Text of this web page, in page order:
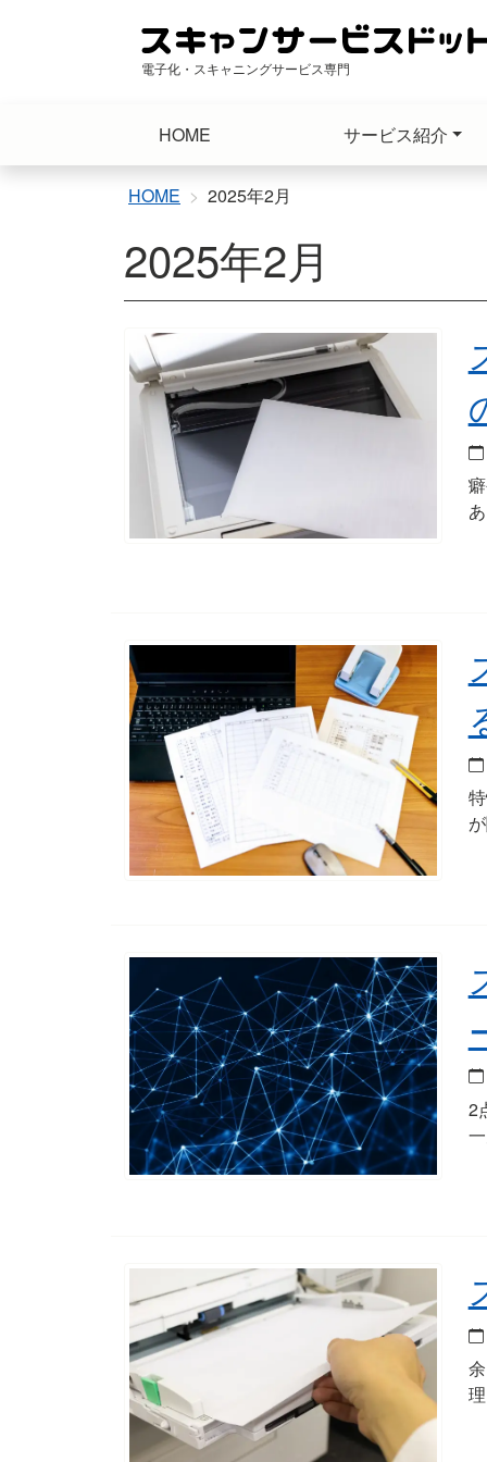
ス
電子化・スキャニングサービス専門
HOME サービス紹介
HOME 2025年2月
2025年2月
2